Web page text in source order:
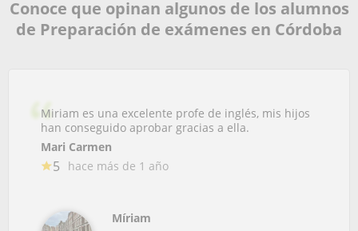
Conoce que opinan algunos de los alumnos
de Preparación de exámenes en Córdoba
Miriam es una excelente profe de inglés, mis hijos
han conseguido aprobar gracias a ella.
Mari Carmen
5 hace más de 1 año
Míriam